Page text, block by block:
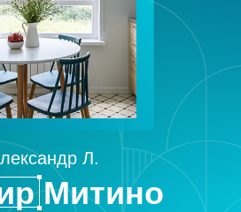
Митино
Л.